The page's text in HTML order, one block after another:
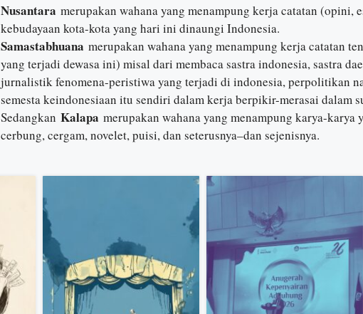
Nusantara merupakan wahana yang menampung kerja catatan (opini,
kebudayaan kota-kota yang hari ini dinaungi Indonesia.
Samastabhuana merupakan wahana yang menampung kerja catatan
yang terjadi dewasa ini) misal dari membaca sastra indonesia, sastra
jurnalistik fenomena-peristiwa yang terjadi di indonesia, perpolitikan
semesta keindonesiaan itu sendiri dalam kerja berpikir-merasai dalam
Sedangkan Kalapa merupakan wahana yang menampung karya-
cerbung, cergam, novelet, puisi, dan seterusnya–dan sejenisnya.